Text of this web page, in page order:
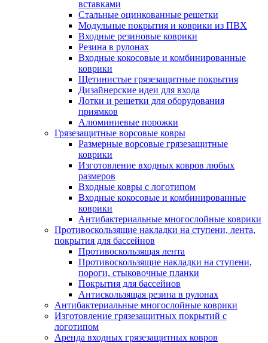
вставками
Стальные оцинкованные решетки
Модульные покрытия и коврики из ПВХ
Входные резиновые коврики
Резина в рулонах
Входные кокосовые и комбинированные
коврики
Щетинистые грязезащитные покрытия
Дизайнерские идеи для входа
Лотки и решетки для оборудования
приямков
Алюминиевые порожки
Грязезащитные ворсовые ковры
Размерные ворсовые грязезащитные
коврики
Изготовление входных ковров любых
размеров
Входные ковры с логотипом
Входные кокосовые и комбинированные
коврики
Антибактериальные многослойные коврики
Противоскользящие накладки на ступени, лента,
покрытия для бассейнов
Противоскользящая лента
Противоскользящие накладки на ступени,
пороги, стыковочные планки
Покрытия для бассейнов
Антискользящая резина в рулонах
Антибактериальные многослойные коврики
Изготовление грязезащитных покрытий с
логотипом
Аренда входных грязезащитных ковров